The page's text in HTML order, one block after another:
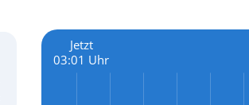
Jetzt
03:01 Uhr